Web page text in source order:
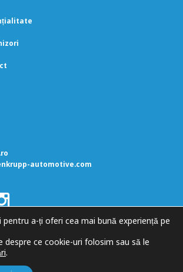
automotive.com
Bilstein
a-ți oferi cea mai bună experiență pe
despre ce cookie-uri folosim sau să le
.